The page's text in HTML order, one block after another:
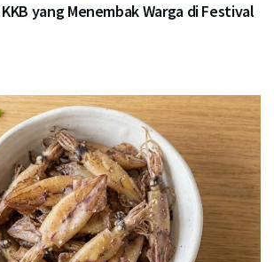
yang Menembak Warga di Festival